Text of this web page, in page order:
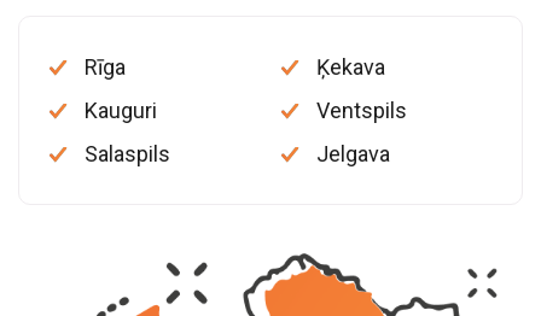
Rīga
Kauguri
Salaspils
Ķekava
Ventspils
Jelgava